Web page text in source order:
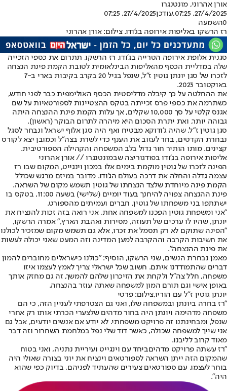
אורן אהרוני, מונטנגרו
27/4/2025, 07:25
,עודכן27/4/2025, 07:25
0השמעה
רז הרשקו באליפות אירופה בג'ודו. צילום: אורן אהרוני
סגנית אלופת אירופה הטרייה בג'ודו, רז הרשקו, תתרום את כספי הזכייה
שלה במדליית הכסף מהאליפות הבינלאומית לטובת הקמת פינת הנצחה
לזכרו של סגן יונתן גוטין ז"ל, שנפל בגיל 20 בקרב בקיבות בארי ב-7
באוקטובר 2023.
את ההחלטה על כך קיבלה מדליסטית הכסף האולימפית כבר לפני חודש,
כשתרמה את כספי פרס זכייתה בטקס ההצטיינות לספורטאיות על שם
אגנס קלטי על סך 10,000 שקלים, אך עלות הקמת פינת ההנצחה היתה
גבוהה יותר, ואת יתרת הסכום היא מיהרה לתרום הבוקר (ראשון).
סגן גוטין ז"ל, שהיה ג'ודוקא מבטיח ואף היה סגן אלוף ישראל ונבחר לסגל
נבחרת הקדטים, בחר לעזוב את הענף כדי לשרת בצה"ל וכמובן יצא לקורס
קצינים. מותו הותיר חור גדול בלב המשפחה והקהילה הספורטיבית.
אליפות אירופה בג'ודו בפודגוריצה שבמונטנגרו // אורן אהרוני
הפינה לזכרו של גוטין מוקמת בימים אלו במכון וינגייט, המקום שבו רז
עצמה גדלה והחלה את דרכה בעולם הג'ודו. מדובר במיזם מרגש שכולל
הקמת פינה מיוחדת שלצד הנצחתו של גוטין תשמש מקום של השראה.
פינת ההנצחה צפויה להיחנך בעוד יומיים (שלישי) בשעה 11:00, בטקס בו
ישתתפו בני משפחתו של גוטין, חברים ועמיתים מהספורט.
"אני ומשפחת גוטין הפכנו למשפחה אחת, אני רואה בזה זכות להנציח את
יונתן, שהיו לו ערכים של תעוזה, מסירות ואהבת הארץ," אמרה הרשקו,
"הפינה שתוקם לא רק תסמל את זכרו, אלא גם תשמש מקום שמזכיר לכולנו
את חשיבות הקרבה וההקרבה למען המדינה וזה המעט שאני יכולה לעשות
את פינת ההנצחה".
מאמן נבחרת הנשים, שני הרשקו, הוסיף: "כולנו כישראלים מחוברים להמון
דברים שהתמודדנו איתם. חשוב שכל ישראלי צריך לאמץ לעצמו איזו
משפחה, חלל צה"ל ולקחת את הזיכרון שלהם להמשך, זה גם מחזק אותך
באופן אישי וגם תורם המון למשפחה שאתה עוזר בהנצחה.
יונתן גוטין ז"ל עם הוריו,צילום: פרטי
"רז בחרה ביונתן ובמשפחה שלו, ואני גם הצטרפתי לעניין הזה, כי הם
משפחה מדהימה ויונתן היה בחור מדהים שלצערי הכרתי אותו רק אחרי
שנפל, ומבחינתנו זה פרויקט משפחתי. לא יודע אם אנשים יודעים, אבל גם
אני שייך למשפחה שכולה, כאשר דוד שלי נפל במלחמת השחרור וזה דבר
מאוד קרוב לליבנו.
"רז עשתה פרויקט מדהיםביחד עם וינגייט ועיריית נתניה, ואני בטוח
שהמקום הזה ייתן השראה לספורטאים וינציח את יוני בצורה שאולי היה
בוחר לעצמו, עם ספורטאים צעירים שהעתיד לפניהם, בדיוק כפי שהוא
היה".